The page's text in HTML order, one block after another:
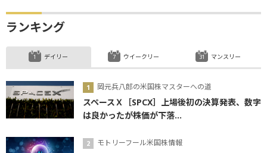
ランキング
デイリー
岡元兵八郎の米国株マスターへの道
スペースＸ［SPCX］上場後初の決算発表、数字
は良かったが株価が下落...
モトリーフール米国株情報
ウイークリー マンスリー